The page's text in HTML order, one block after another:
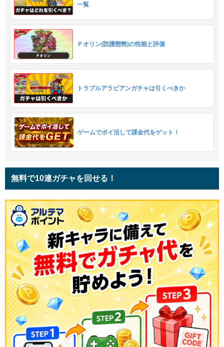
一覧
Ｐオリン(防護態勢)の性能と評価
トラブルアラビアンガチャは引くべきか
ゲームでポイ活して課金代をゲット！
無料で10連ガチャを回せる！